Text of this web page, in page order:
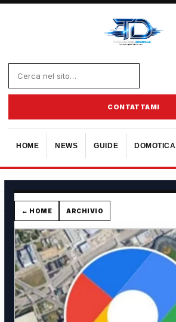
CONTATTAMI
HOME NEWS GUIDE DOMOTICA
← HOME ARCHIVIO